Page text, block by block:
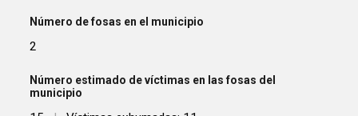
Número de fosas en el municipio
2
Número estimado de víctimas en las fosas del
municipio